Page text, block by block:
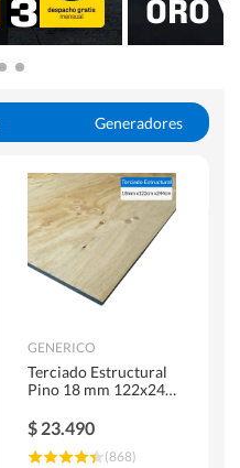
Generadores
Sierras Circulares
GENERICO
Terciado Estructural
Pino 18 mm 122x244
$ 23.490
(868)